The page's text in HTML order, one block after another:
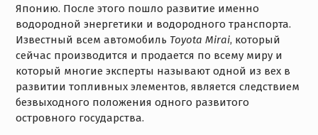
Японию. После этого пошло развитие именно
водородной энергетики и водородного транспорта.
Известный всем автомобиль Toyota Mirai, который
сейчас производится и продается по всему миру и
который многие эксперты называют одной из вех в
развитии топливных элементов, является следствием
безвыходного положения одного развитого
островного государства.